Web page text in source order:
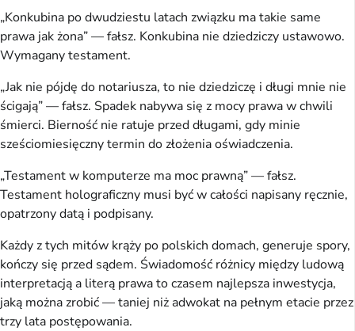
„Konkubina po dwudziestu latach związku ma takie same
prawa jak żona” — fałsz. Konkubina nie dziedziczy ustawowo.
Wymagany testament.
„Jak nie pójdę do notariusza, to nie dziedziczę i długi mnie nie
ścigają” — fałsz. Spadek nabywa się z mocy prawa w chwili
śmierci. Bierność nie ratuje przed długami, gdy minie
sześciomiesięczny termin do złożenia oświadczenia.
„Testament w komputerze ma moc prawną” — fałsz.
Testament holograficzny musi być w całości napisany ręcznie,
opatrzony datą i podpisany.
Każdy z tych mitów krąży po polskich domach, generuje spory,
kończy się przed sądem. Świadomość różnicy między ludową
interpretacją a literą prawa to czasem najlepsza inwestycja,
jaką można zrobić — taniej niż adwokat na pełnym etacie przez
trzy lata postępowania.